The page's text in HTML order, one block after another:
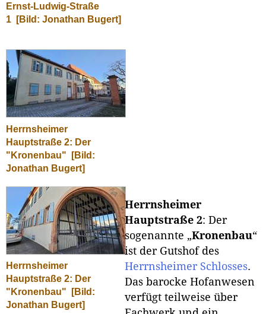
Ernst-Ludwig-Straße
1
[Bild: Jonathan Bugert]
Herrnsheimer
Hauptstraße 2: Der
"Kronenbau"
[Bild:
Jonathan Bugert]
Herrnsheimer
Hauptstraße 2: Der
"Kronenbau"
[Bild:
Jonathan Bugert]
Herrnsheimer
Hauptstraße 2: Der
sogenannte „Kronenbau“
ist der Gutshof des
Herrnsheimer Schlosses.
Das barocke Hofanwesen
verfügt teilweise über